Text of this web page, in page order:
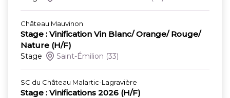
Château Mauvinon
Stage : Vinification Vin Blanc/ Orange/ Rouge/
Nature (H/F)
Stage Saint-Émilion (33)
SC du Château Malartic-Lagravière
Stage : Vinifications 2026 (H/F)